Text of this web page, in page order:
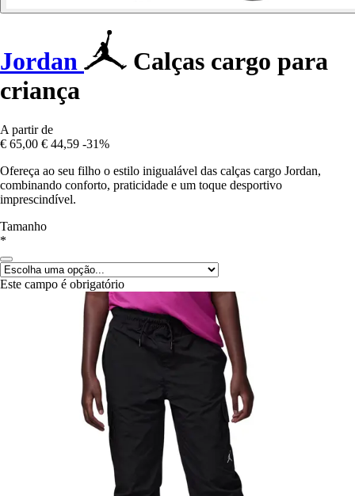
Jordan
Calças cargo para
criança
A partir de
€ 65,00 € 44,59 -31%
Ofereça ao seu filho o estilo inigualável das calças cargo Jordan,
combinando conforto, praticidade e um toque desportivo
imprescindível.
Tamanho
*
Este campo é obrigatório